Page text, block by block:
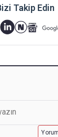
Takip Edin